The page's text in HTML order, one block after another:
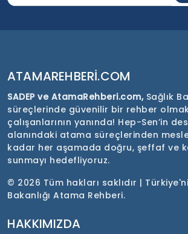
ATAMAREHBERI.COM
SADEP ve AtamaRehberi.com, Sağlık
süreçlerinde güvenilir bir rehber
çalışanlarının yanında! Hep-Sen’in
alanındaki atama süreçlerinden
kadar her aşamada doğru, şeffaf ve
sunmayı hedefliyoruz.
© 2026 Tüm hakları saklıdır |
Bakanlığı Atama Rehberi.
HAKKIMIZDA